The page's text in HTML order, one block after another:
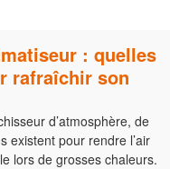
: quelles
rafraîchir son
d’atmosphère, de
existent pour rendre l’air
lors de grosses chaleurs.